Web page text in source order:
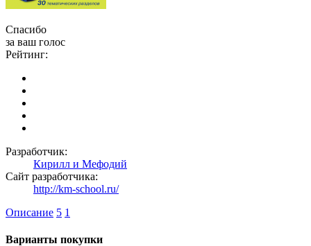
Спасибо
за ваш голос
Рейтинг:
Разработчик:
Кирилл и Мефодий
Сайт разработчика:
http://km-school.ru/
Описание 5 1
Варианты покупки